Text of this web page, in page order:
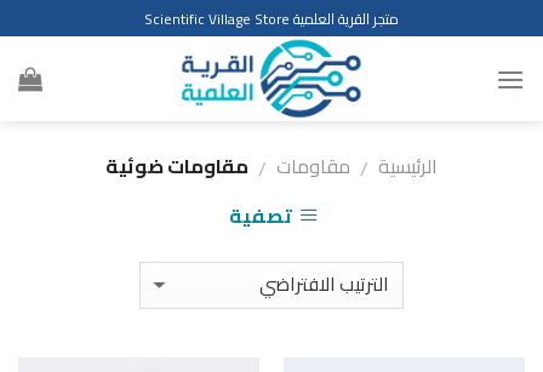
to
content
متجر القرية العلمية Scientific Village Store
الرئيسية / مقاومات / مقاومات ضوئية
تصفية